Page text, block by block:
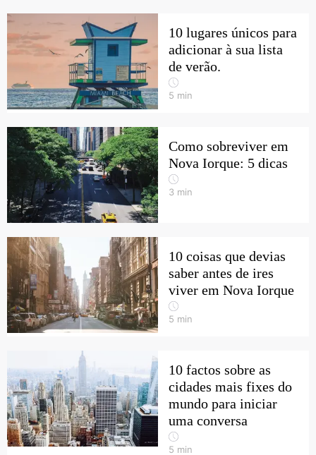
10 lugares únicos para
adicionar à sua lista
de verão.
5 min
Como sobreviver em
Nova Iorque: 5 dicas
3 min
10 coisas que devias
saber antes de ires
viver em Nova Iorque
5 min
10 factos sobre as
cidades mais fixes do
mundo para iniciar
uma conversa
5 min